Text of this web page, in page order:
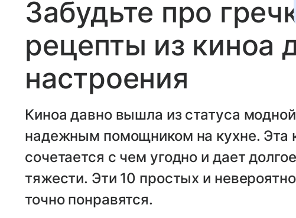
Забудьте про
рецепты из киноа
настроения
Киноа давно вышла из статуса
надежным помощником на кухне. Эта
сочетается с чем угодно и дает
тяжести. Эти 10 простых и
точно понравятся.